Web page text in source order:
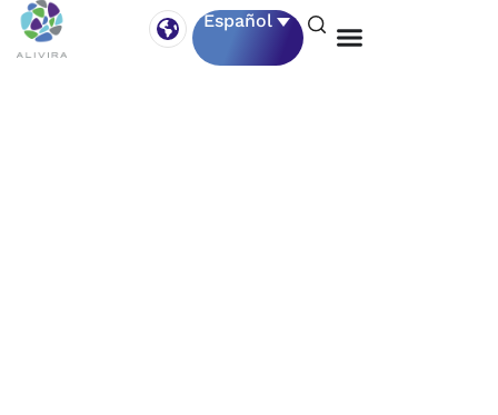
Español
Autor: admin